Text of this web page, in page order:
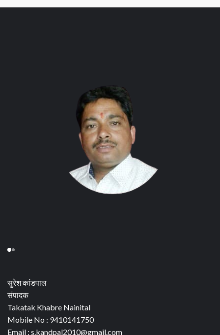
सुरेश कांडपाल
संपादक
Takatak Khabre Nainital
Mobile No : 9410141750
Email : s.kandpal2010@gmail.com